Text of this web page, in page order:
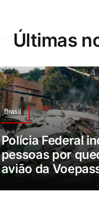
Últimas
Brasil
Polícia Federal
pessoas por
avião da